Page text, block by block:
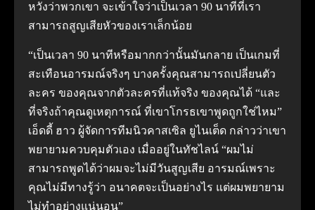
หวังว่าพวกเขา จะเข้าใจว่าเป็นเวลา 90 นาทีที่เรา
สามารถสูญเสียหัวของเราเล็กน้อย
“เป็นเวลา 90 นาทีหรือมากกว่านั้นมันกลาย เป็นเกมที่
สะเทือนอารมณ์จริงๆ บางครั้งคุณสามารถเปลี่ยนตัว
ละคร ของคุณจากตัวละครที่แท้จริง ของคุณได้ “และ
ที่จริงถ้าคุณดูเหตุการณ์ ที่เขาโกรธเขาพูดถูกใช่ไหม”
เอ็ดดี้ ฮาว ผู้จัดการทีมนิวคาสเซิล ยูไนเต็ด กล่าวว่าเขา
พยายามควบคุมตัวเอง เมื่ออยู่ในทัชไลน์ “ผมไม่
สามารถพูดได้ว่าผมจะไม่มีวันสูญเสีย อารมณ์เพราะ
คุณไม่มีทางรู้ว่า อนาคตจะเป็นอย่างไร แต่ผมพยายาม
ไม่ทําอย่างแน่นอน”